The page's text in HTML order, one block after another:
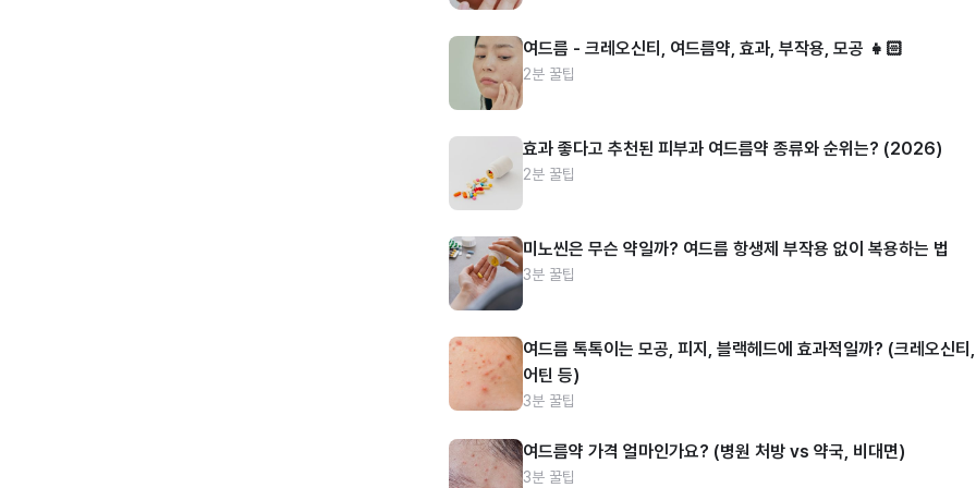
여드름 - 크레오신티, 여드름약, 효과, 부작용, 모공 👧🏻
2분 꿀팁
효과 좋다고 추천된 피부과 여드름약 종류와 순위는? (2026)
2분 꿀팁
미노씬은 무슨 약일까? 여드름 항생제 부작용 없이 복용하는 법
3분 꿀팁
여드름 톡톡이는 모공, 피지, 블랙헤드에 효과적일까? (크레오신티
어틴 등)
3분 꿀팁
여드름약 가격 얼마인가요? (병원 처방 vs 약국, 비대면)
3분 꿀팁